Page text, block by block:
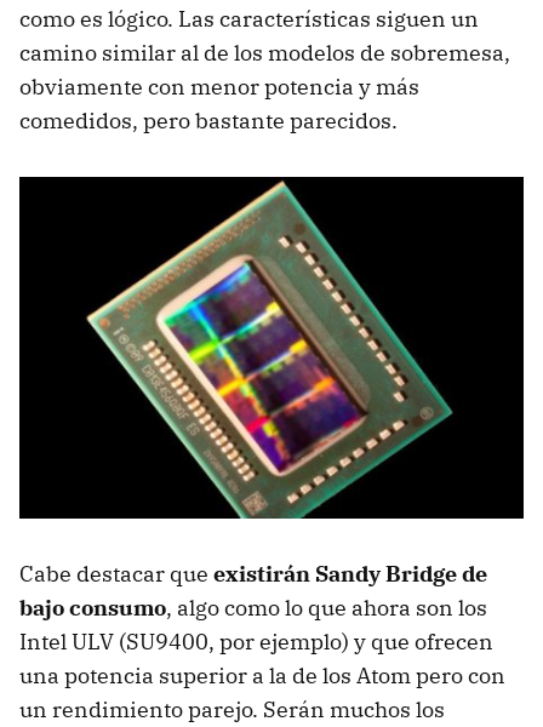
como es lógico. Las características siguen un
camino similar al de los modelos de sobremesa,
obviamente con menor potencia y más
comedidos, pero bastante parecidos.
Cabe destacar que existirán Sandy Bridge de
bajo consumo, algo como lo que ahora son los
IntelULV (SU9400, por ejemplo) y que ofrecen
una potencia superior a la de los Atom pero con
un rendimiento parejo. Serán muchos los